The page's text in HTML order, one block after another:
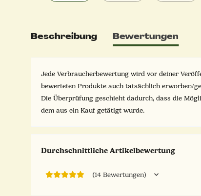
Beschreibung Bewertungen
Jede Verbraucherbewertung wird vor deiner
bewerteten Produkte auch tatsächlich erworben/
Die Überprüfung geschieht dadurch, dass die
dem aus ein Kauf getätigt wurde.
Durchschnittliche Artikelbewertung
(14 Bewertungen)